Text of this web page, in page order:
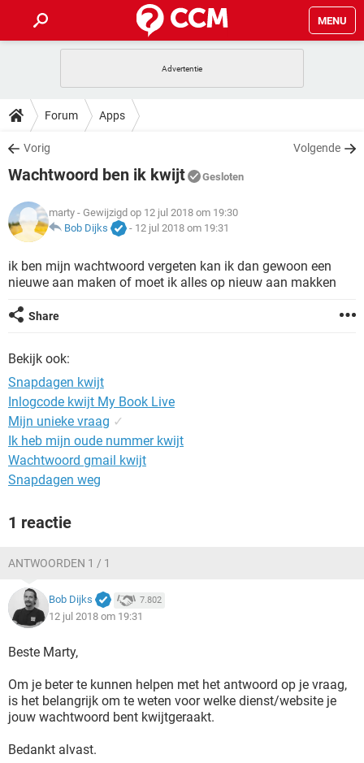
MENU
INSTAGRAM
NETFLIX
GRATIS SNAPCHAT
TIKTOK
HOW-TO
VIDEOBELLEN
GRATIS SNAPCHAT
TIKTOK
DOWNLOADS
VIDEOBELLEN GAMES
INSTAGRAM
NETFLIX CORONAVIRUS
GRATIS SNAPCHAT
TIKTOK
VIDEOBELLEN GAMES
INSTAGRAM
NETFLIX CORONAVIRUS
ARTIKELEN
VIDEOBELLEN GAMES
INSTAGRAM WINDOWS 10
NETFLIX
TIKTOK
Forum Apps
Vorig Volgende
Wachtwoord ben ik kwijt Gesloten
marty - Gewijzigd op 12 jul 2018 om 19:30
Bob Dijks
- 12 jul 2018 om 19:31
ik ben mijn wachtwoord vergeten kan ik dan gewoon een
nieuwe aan maken of moet ik alles op nieuw aan makken
Share
Bekijk ook:
Snapdagen kwijt
Inlogcode kwijt My Book Live
Mijn unieke vraag ✓
Ik heb mijn oude nummer kwijt
Wachtwoord gmail kwijt
Snapdagen weg
1 reactie
ANTWOORDEN 1 / 1
Bob Dijks 7.802
12 jul 2018 om 19:31
Beste Marty,
Om je beter te kunnen helpen met het antwoord op je vraag,
is het belangrijk om te weten voor welke dienst/website je
jouw wachtwoord bent kwijtgeraakt.
Bedankt alvast.